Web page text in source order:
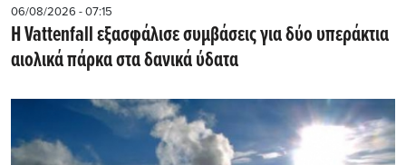
06/08/2026 - 07:15
Η Vattenfall εξασφάλισε συμβάσεις για δύο υπεράκτια
αιολικά πάρκα στα δανικά ύδατα